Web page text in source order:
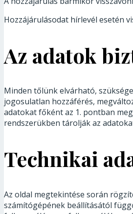
Hozzájárulásodat hírlevél esetén
Az adatok
Minden tőlünk elvárható,
jogosulatlan hozzáférés,
adatokat főként az 1. pontban
rendszerükben tárolják az
Technikai
Az oldal megtekintése során
számítógépének beállításától